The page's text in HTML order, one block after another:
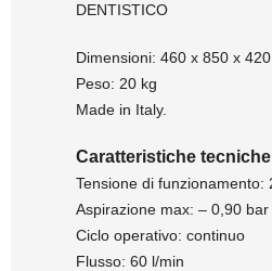
DENTISTICO
Dimensioni: 460 x 850 x
Peso: 20 kg
Made in Italy.
Caratteristiche
Tensione di funzionamento:
Aspirazione max: – 0,90
Ciclo operativo: continuo
Flusso: 60 l/min